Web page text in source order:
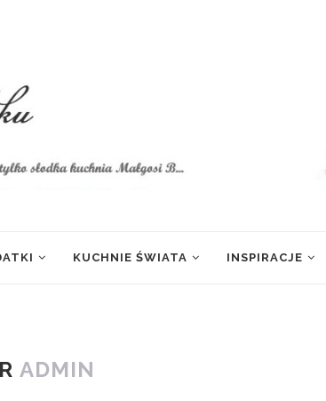
KUCHNIE ŚWIATA INSPIRACJE
ADMIN